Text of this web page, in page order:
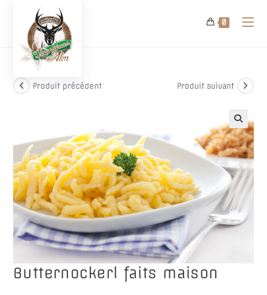
content
0
Produit précédent Produit suivant
🔍
Butternockerl faits maison